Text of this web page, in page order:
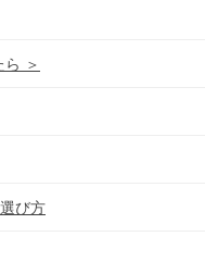
＞
び方